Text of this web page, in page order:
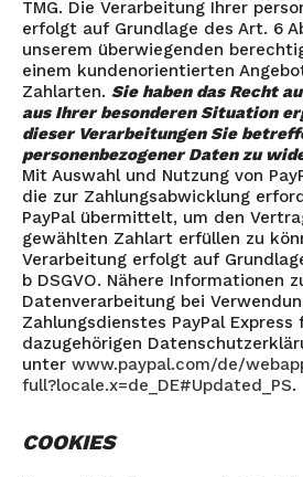
TMG. Die Verarbeitung Ihrer
erfolgt auf Grundlage des Art. 6
unserem überwiegenden
einem kundenorientierten
Zahlarten. Sie haben das Recht
aus Ihrer besonderen Situation
dieser Verarbeitungen Sie
personenbezogener Daten zu
Mit Auswahl und Nutzung von
die zur Zahlungsabwicklung
PayPal übermittelt, um den
gewählten Zahlart erfüllen zu
Verarbeitung erfolgt auf
b DSGVO. Nähere Informationen
Datenverarbeitung bei
Zahlungsdienstes PayPal
dazugehörigen
unter www.paypal.com/de/
full?locale.x=de_DE#Updated_PS.
COOKIES